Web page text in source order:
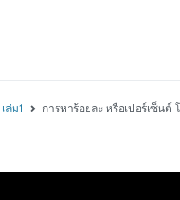
ล่ม1 การหาร้อยละ หรือเปอร์เซ็น